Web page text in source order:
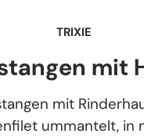
TRIXIE
mit
mit
ummantelt, in